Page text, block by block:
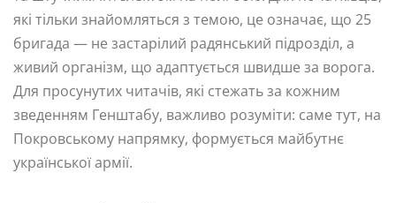
які тільки знайомляться з темою, це означає, що 25
бригада — не застарілий радянський підрозділ, а
живий організм, що адаптується швидше за ворога.
Для просунутих читачів, які стежать за кожним
зведенням Генштабу, важливо розуміти: саме тут, на
Покровському напрямку, формується майбутнє
української армії.